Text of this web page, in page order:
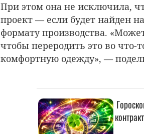
При этом она не исключила,
проект — если будет найден
формату производства.
чтобы переродить это во
комфортную одежду», —